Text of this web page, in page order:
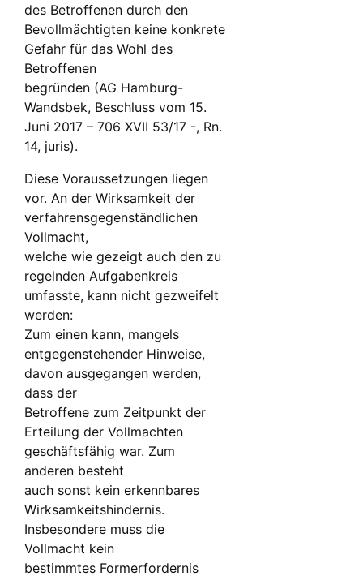
des Betroffenen durch den
Bevollmächtigten keine konkrete
Gefahr für das Wohl des
Betroffenen
begründen (AG Hamburg-
Wandsbek, Beschluss vom 15.
Juni 2017 – 706 XVII 53/17 -, Rn.
14, juris).
Diese Voraussetzungen liegen
vor. An der Wirksamkeit der
verfahrensgegenständlichen
Vollmacht,
welche wie gezeigt auch den zu
regelnden Aufgabenkreis
umfasste, kann nicht gezweifelt
werden:
Zum einen kann, mangels
entgegenstehender Hinweise,
davon ausgegangen werden,
dass der
Betroffene zum Zeitpunkt der
Erteilung der Vollmachten
geschäftsfähig war. Zum
anderen besteht
auch sonst kein erkennbares
Wirksamkeitshindernis.
Insbesondere muss die
Vollmacht kein
bestimmtes Formerfordernis